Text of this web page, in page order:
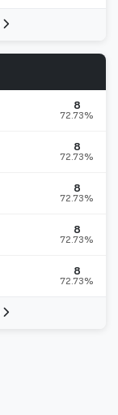
8
72.73%
8
72.73%
8
72.73%
8
72.73%
8
72.73%